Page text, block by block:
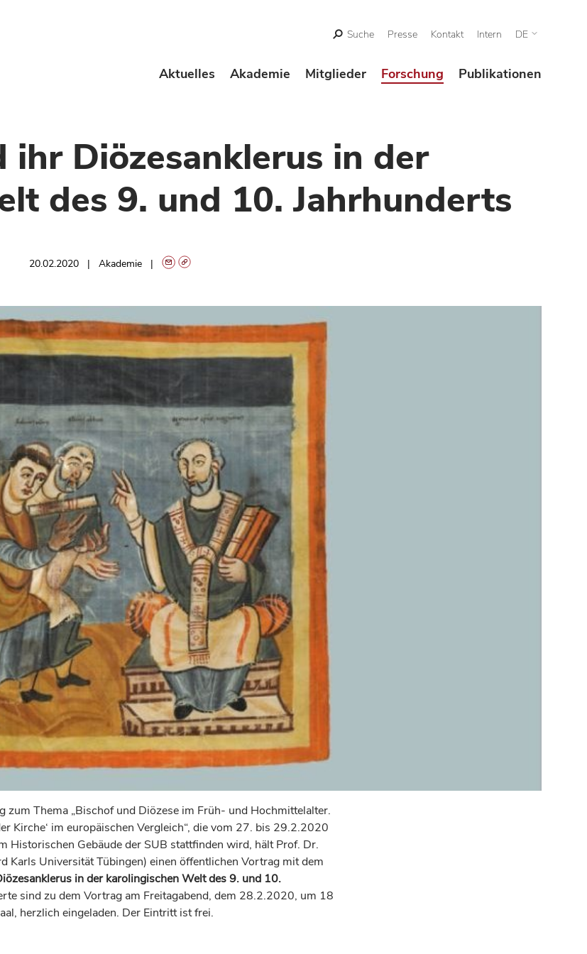
Suche Presse Kontakt Intern DE
Aktuelles Akademie Mitglieder Forschung Publikationen
ihr Diözesanklerus in der
des 9. und 10. Jahrhunderts
20.02.2020 Akademie
zum Thema „Bischof und Diözese im Früh- und Hochmittelalter.
Kirche‘ im europäischen Vergleich“, die vom 27. bis 29.2.2020
Historischen Gebäude der SUB stattfinden wird, hält Prof. Dr.
Karls Universität Tübingen) einen öffentlichen Vortrag mit dem
in der karolingischen Welt des 9. und 10.
sind zu dem Vortrag am Freitagabend, dem 28.2.2020, um 18
herzlich eingeladen. Der Eintritt ist frei.